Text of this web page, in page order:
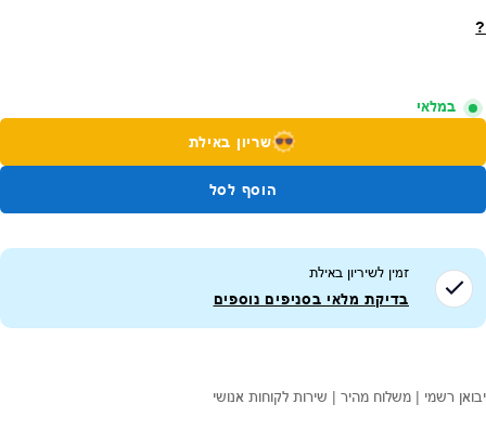
?
במלאי
שריון באילת
הוסף לסל
זמין לשיריון באילת
בדיקת מלאי בסניפים נוספים
יבואן רשמי | משלוח מהיר | שירות לקוחות אנושי